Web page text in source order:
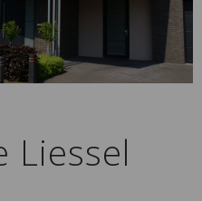
Liessel